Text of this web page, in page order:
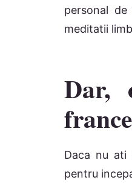
personal
meditatii
Dar,
Daca nu ati
pentru